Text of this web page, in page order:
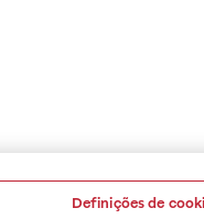
Definições de